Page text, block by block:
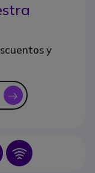
y
icon
Icon Icon